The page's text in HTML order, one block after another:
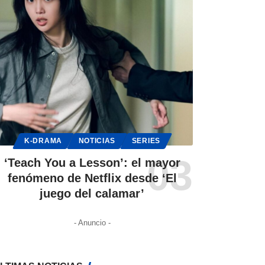
K-DRAMA NOTICIAS SERIES
‘Teach You a Lesson’: el mayor
fenómeno de Netflix desde ‘El
juego del calamar’
- Anuncio -